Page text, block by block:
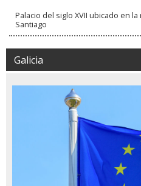
Palacio del siglo XVII ubicado en
Santiago
Galicia